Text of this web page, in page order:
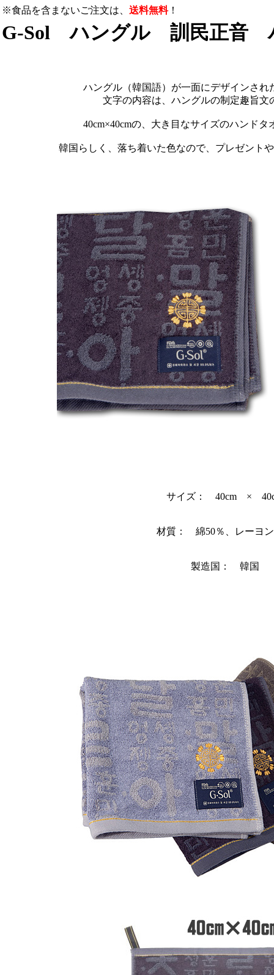
※食品を含まないご注文は、 送料無料！
G-Sol ハングル 訓民正音
ハングル（韓国語）が一面にデザインされ
文字の内容は、ハングルの制定趣旨文
40cm×40cmの、大き目なサイズのハンド
韓国らしく、落ち着いた色なので、プレゼント
サイズ： 40cm ×
材質： 綿50％、レーヨン
製造国： 韓国